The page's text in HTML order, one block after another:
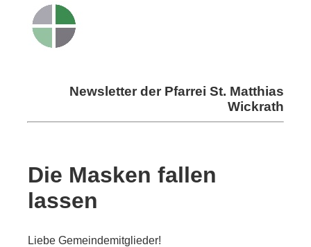
Newsletter der Pfarrei St. Matthias
Wickrath
Die Masken fallen
lassen
Liebe Gemeindemitglieder!